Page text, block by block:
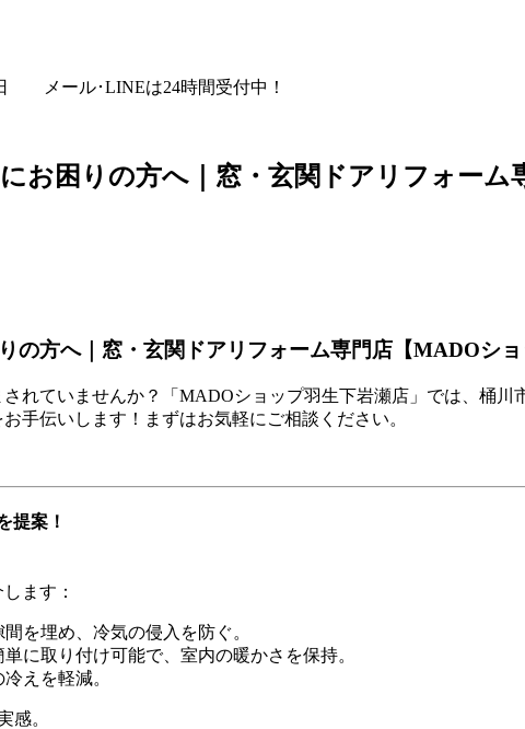
メール･LINEは24時間受付中！
お困りの方へ｜窓・玄関ドアリフォーム
の方へ｜窓・玄関ドアリフォーム専門店【MADOショ
れていませんか？「MADOショップ羽生下岩瀬店」では、桶
手伝いします！まずはお気軽にご相談ください。
提案！
ます：
間を埋め、冷気の侵入を防ぐ。
単に取り付け可能で、室内の暖かさを保持。
えを軽減。
感。